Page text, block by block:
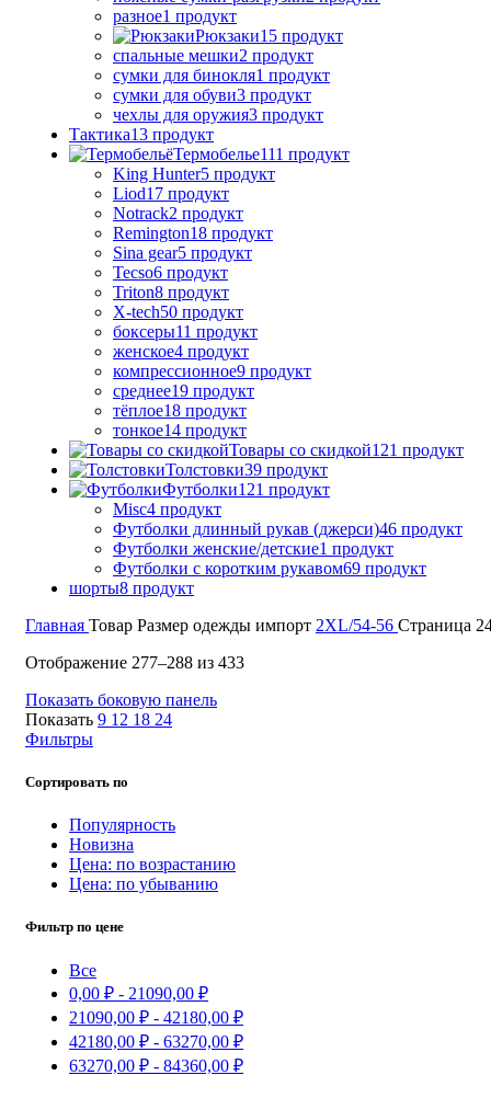
разное1 продукт
Рюкзаки15 продукт
спальные мешки2 продукт
сумки для бинокля1 продукт
сумки для обуви3 продукт
чехлы для оружия3 продукт
Тактика13 продукт
Термобелье111 продукт
King Hunter5 продукт
Liod17 продукт
Notrack2 продукт
Remington18 продукт
Sina gear5 продукт
Tecso6 продукт
Triton8 продукт
X-tech50 продукт
боксеры11 продукт
женское4 продукт
компрессионное9 продукт
среднее19 продукт
тёплое18 продукт
тонкое14 продукт
Товары со скидкой121 продукт
Толстовки39 продукт
Футболки121 продукт
Misc4 продукт
Футболки длинный рукав (джерси)46 продукт
Футболки женские/детские1 продукт
Футболки с коротким рукавом69 продукт
шорты8 продукт
Главная Товар Размер одежды импорт 2XL/54-56 Страница
Отображение 277–288 из 433Сортировка:
Показать боковую панель
Показать 9 12 18 24
Фильтры
Сортировать по
Популярность
Новизна
Цена: по возрастанию
Цена: по убыванию
Фильтр по цене
Все
0,00 ₽ - 21090,00 ₽
21090,00 ₽ - 42180,00 ₽
42180,00 ₽ - 63270,00 ₽
63270,00 ₽ - 84360,00 ₽